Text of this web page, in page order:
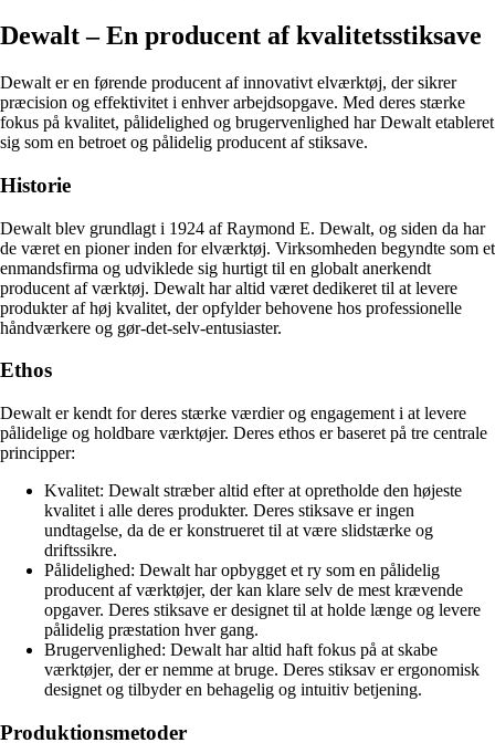
Dewalt – En producent af kvalitetsstiksave
Dewalt er en førende producent af innovativt elværktøj, der sikrer
præcision og effektivitet i enhver arbejdsopgave. Med deres stærke
fokus på kvalitet, pålidelighed og brugervenlighed har Dewalt etableret
sig som en betroet og pålidelig producent af stiksave.
Historie
Dewalt blev grundlagt i 1924 af Raymond E. Dewalt, og siden da har
de været en pioner inden for elværktøj. Virksomheden begyndte som et
enmandsfirma og udviklede sig hurtigt til en globalt anerkendt
producent af værktøj. Dewalt har altid været dedikeret til at levere
produkter af høj kvalitet, der opfylder behovene hos professionelle
håndværkere og gør-det-selv-entusiaster.
Ethos
Dewalt er kendt for deres stærke værdier og engagement i at levere
pålidelige og holdbare værktøjer. Deres ethos er baseret på tre centrale
principper:
Kvalitet: Dewalt stræber altid efter at opretholde den højeste
kvalitet i alle deres produkter. Deres stiksave er ingen
undtagelse, da de er konstrueret til at være slidstærke og
driftssikre.
Pålidelighed: Dewalt har opbygget et ry som en pålidelig
producent af værktøjer, der kan klare selv de mest krævende
opgaver. Deres stiksave er designet til at holde længe og levere
pålidelig præstation hver gang.
Brugervenlighed: Dewalt har altid haft fokus på at skabe
værktøjer, der er nemme at bruge. Deres stiksav er ergonomisk
designet og tilbyder en behagelig og intuitiv betjening.
Produktionsmetoder